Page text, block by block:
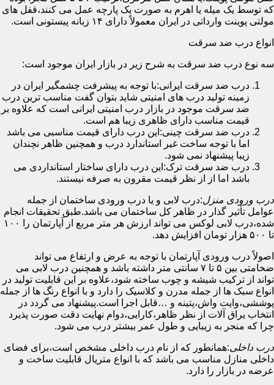
که توسط یک میله یا اهرم به صورت یک پارچه عمل می کنند،قفل های
مولتی پوینت وارداتی در ایران معمولاً دارای ۱۴ زبانه پیستونی است.
انواع درب ضد سرقت
سه نوع درب ضد سرقت به شرح زیر در بازار ایران موجود است:
درب ضد سرقت ایرانی:با توجه به پیشرفت چشمگیر ایران در
زمینه تولید درب های امنیتی شاید بتوان گفت مناسب ترین درب
ضد سرقت موجود در بازار درب امنیتی ایرانی است که علاوه بر
قیمت مناسب دارای ظاهری زیبا هم است.
درب ضد سرقت چینی:این درب دارای قیمت مناسبی می باشد
اما با توجه ساخت غیر استاندارد درب و همچنین ظاهر نچندان
زیبا پیشنهاد نمی شود.
درب ضد سرقت ترک:این درب دارای ساختار استانداردی می
باشد اما از از نظر قیمت مقرون به صرفه نیستند.
درب ورودی منزل:درب لابی و یا درب ورودی ساختمان از جمله
عوامل تأثیر گذار در ظاهر کل ساختمان می باشد.طبق تحقیقات انجام
شده،درب لابی لوکس می تواند ارزش هر متر مربع از آپارتمان را ۱۰۰
تا ۵۰۰ هزار تومان افزایش دهد.
اصولاً درب ورودی آپارتمان با توجه به عرض و ارتفاع می تواند
ضخامتی بین ۵ تا ۷ سانتی متر داشته باشد و همچنین درب لابی می
تواند از ترکیب شیشه و چوب ساخته شود،علاوه بر این قابلیت تولید در
انواع سبک ها از جمله مدرن و کلاسیک را دارد و با انواع رنگ ها از جمله
پوششی،وایت واش،پتینه و …قابل اجرا است.پیشنهاد می گردد در
انتخاب یراق آلات از نظر ظاهر،کارایی،دوام نهایت دقت صورت پذیرد
چرا که منجر به زیبایی و طول عمر بیشتر درب می شود.
درب داخلی:همانطور که از نام درب داخلی مشخص است،برای فضای
داخلی منازل مناسب می باشد که با انواع متریال قابلیت ساخت و
عرضه در بازار را دارد.